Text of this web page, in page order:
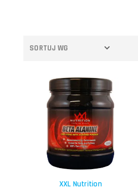
SORTUJ WG
XXL Nutrition
Porównaj